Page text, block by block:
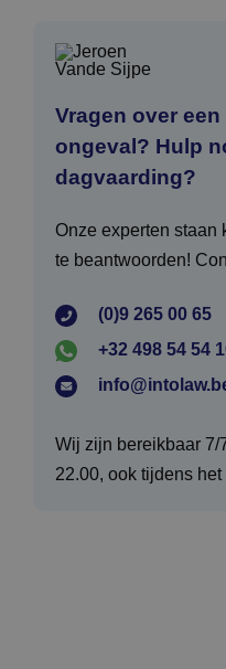
Vragen over
ongeval? Hulp
dagvaarding?
Onze experten staan
te beantwoorden!
(0)9 265 00 65
+32 498 54 54
Wij zijn bereikbaar 7/
22.00, ook tijdens